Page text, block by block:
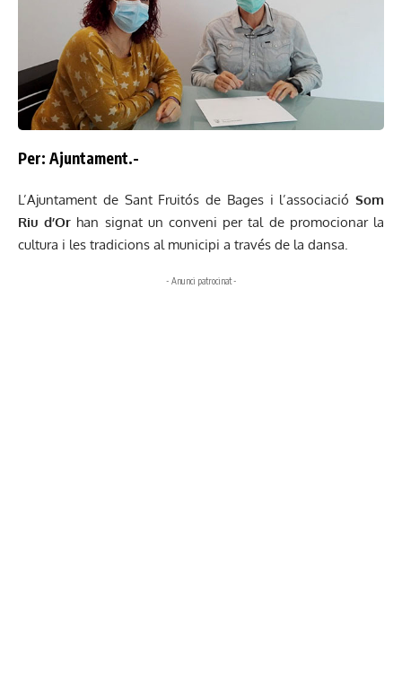
Per: Ajuntament.-
L’Ajuntament de Sant Fruitós de Bages i l’associació Som
Riu d’Or han signat un conveni per tal de promocionar la
cultura i les tradicions al municipi a través de la dansa.
- Anunci patrocinat -